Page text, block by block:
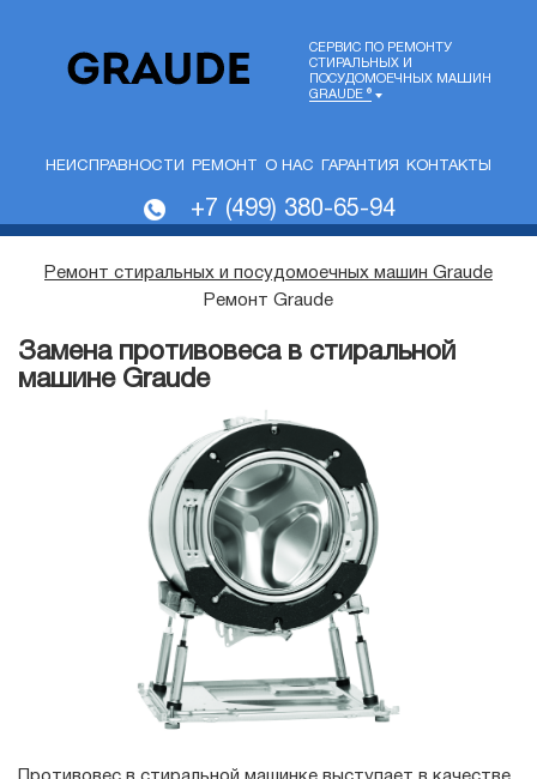
СЕРВИС ПО РЕМОНТУ
СТИРАЛЬНЫХ И
ПОСУДОМОЕЧНЫХ МАШИН
GRAUDE ®
НЕИСПРАВНОСТИ РЕМОНТ О НАС ГАРАНТИЯ КОНТАКТЫ
+7 (499) 380-65-94
Ремонт стиральных и посудомоечных машин Graude
Ремонт Graude
Замена противовеса в стиральной
машине Graude